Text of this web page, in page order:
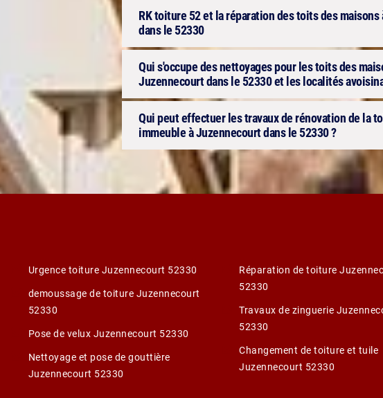
RK toiture 52 et la réparation des toits des maisons
dans le 52330
Qui s'occupe des nettoyages pour les toits des
Juzennecourt dans le 52330 et les localités
Qui peut effectuer les travaux de rénovation de la
immeuble à Juzennecourt dans le 52330 ?
Urgence toiture Juzennecourt 52330
demoussage de toiture Juzennecourt
52330
Pose de velux Juzennecourt 52330
Nettoyage et pose de gouttière
Juzennecourt 52330
Réparation de toiture
52330
Travaux de zinguerie
52330
Changement de toiture et tuile
Juzennecourt 52330